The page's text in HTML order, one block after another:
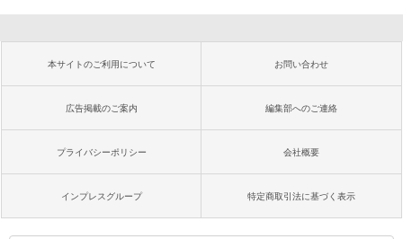
本サイトのご利用について お問い合わせ
広告掲載のご案内 編集部へのご連絡
プライバシーポリシー 会社概要
インプレスグループ 特定商取引法に基づく表示